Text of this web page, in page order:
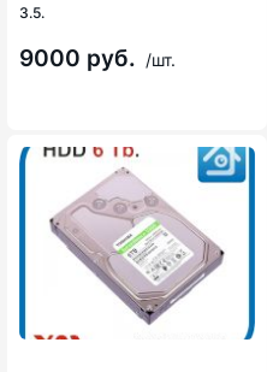
3.5.
9000 руб. /шт.